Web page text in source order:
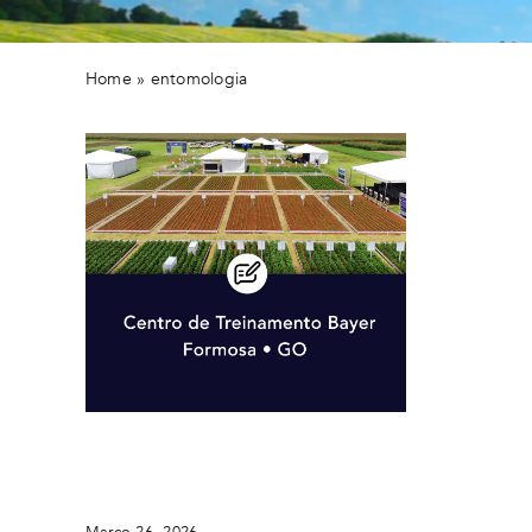
Home » entomologia